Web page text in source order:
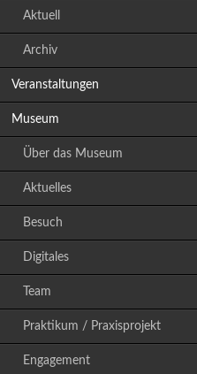
Aktuell
Archiv
Veranstaltungen
Museum
Über das Museum
Aktuelles
Besuch
Digitales
Team
Praktikum / Praxisprojekt
Engagement